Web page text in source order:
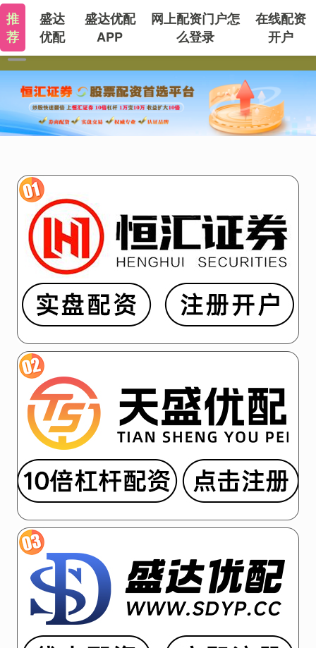
推
荐
盛达
优配
盛达优配
APP
网上配资门户怎
么登录
在线配资
开户